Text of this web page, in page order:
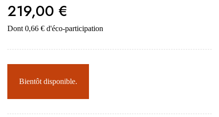
219,00 €
Dont 0,66 € d'éco-participation
Bientôt disponible.